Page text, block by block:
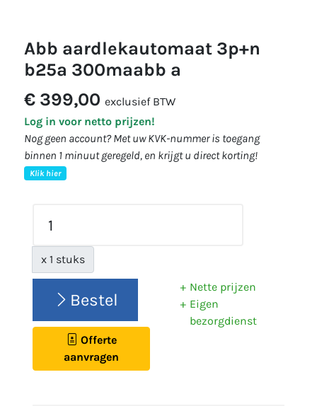
abb aardlekautomaat 3p+n
b25a 300maabb a
€ 399,00 exclusief BTW
Log in voor netto prijzen!
Nog geen account? Met uw KVK-nummer is toegang
binnen 1 minuut geregeld, en krijgt u direct korting!
Klik hier
x 1 stuks
Bestel
Offerte
aanvragen
Nette prijzen
Eigen
bezorgdienst